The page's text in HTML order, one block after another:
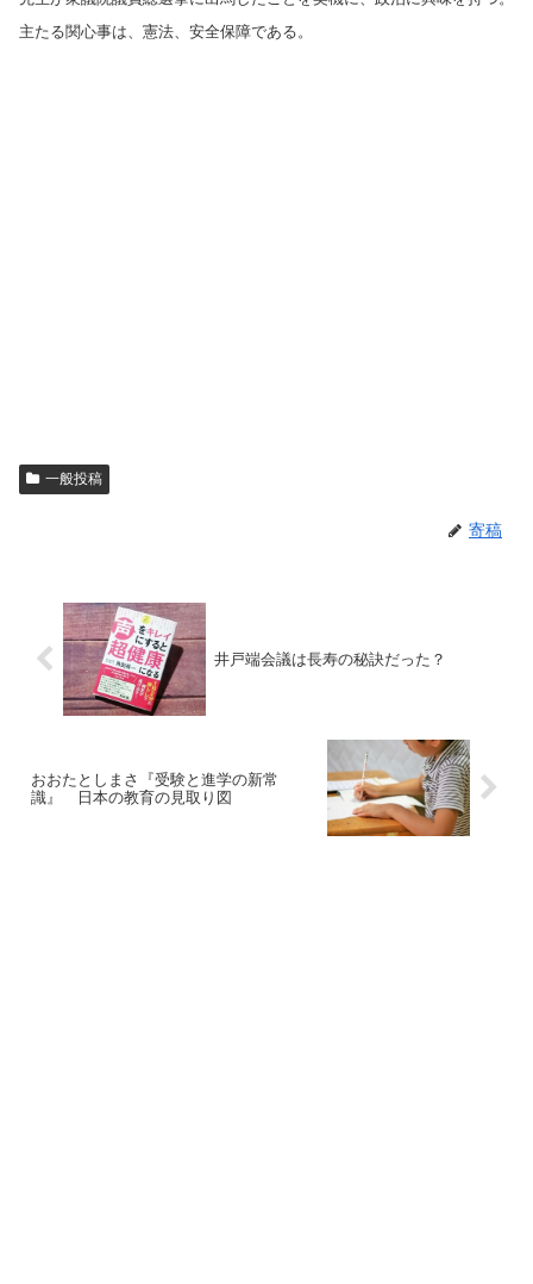
主たる関心事は、憲法、安全保障である。
一般投稿
寄稿
井戸端会議は長寿の秘訣だった？
おおたとしまさ『受験と進学の新常
識』 日本の教育の見取り図